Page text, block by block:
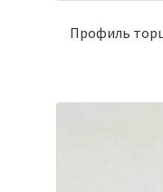
Профиль